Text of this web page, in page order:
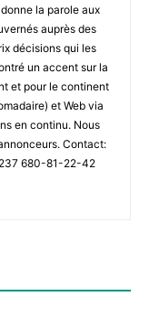
la parole aux
auprès des
décisions qui les
un accent sur la
et pour le continent
et Web via
en continu. Nous
Contact:
680-81-22-42